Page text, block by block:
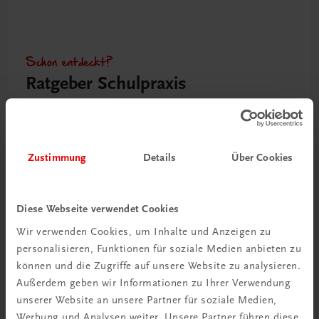
Zustimmung Details Über Cookies
Diese Webseite verwendet Cookies
Wir verwenden Cookies, um Inhalte und Anzeigen zu
personalisieren, Funktionen für soziale Medien anbieten zu
können und die Zugriffe auf unsere Website zu analysieren.
Außerdem geben wir Informationen zu Ihrer Verwendung
unserer Website an unsere Partner für soziale Medien,
Schon entdeckt?
Ratgeber Schulpraxis
Neu in der DigiBox